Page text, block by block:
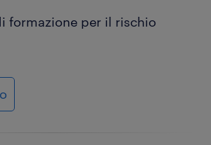
formazione per il rischio